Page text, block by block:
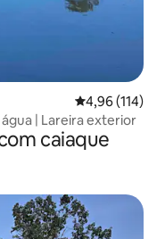
Classificação
4,96 (114)
| Lareira exterior
caiaque